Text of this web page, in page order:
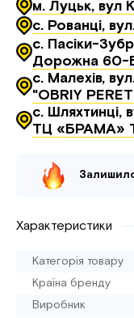
м. Луцьк, вул
с. Рованці,
с. Пасіки-
Дорожна 60-
с. Малехів,
"OBRIY
с. Шляхтинці,
ТЦ «БРАМА»
Характеристики
Категорія товару
Країна бренду
Виробник